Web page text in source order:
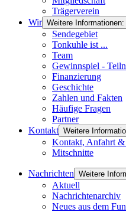
Trägerverein
Wir Weitere Informationen:
Sendegebiet
Tonkuhle ist ...
Team
Gewinnspiel -
Finanzierung
Geschichte
Zahlen und Fakten
Häufige Fragen
Partner
Kontakt Weitere
Kontakt, Anfahrt &
Mitschnitte
Nachrichten Weitere
Aktuell
Nachrichtenarchiv
Neues aus dem